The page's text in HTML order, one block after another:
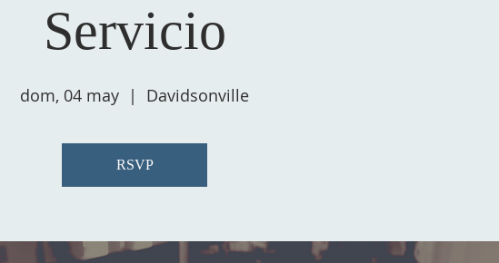
Servicio
dom, 04 may
  |
Davidsonville
RSVP